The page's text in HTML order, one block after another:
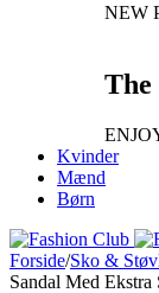
NEW
The
Kvinder
Mænd
Børn
Forside/Sko &
Sandal Med Ekstra